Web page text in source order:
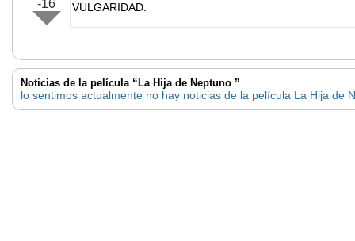
-16
VULGARIDAD.
Noticias de la película “La Hija de Neptuno ”
lo sentimos actualmente no hay noticias de la película La Hija de